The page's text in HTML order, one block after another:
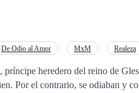
pero en su interior es suave
De Odio al Amor MxM Realeza
heredero del reino de
Por el contrario, se odiaban y